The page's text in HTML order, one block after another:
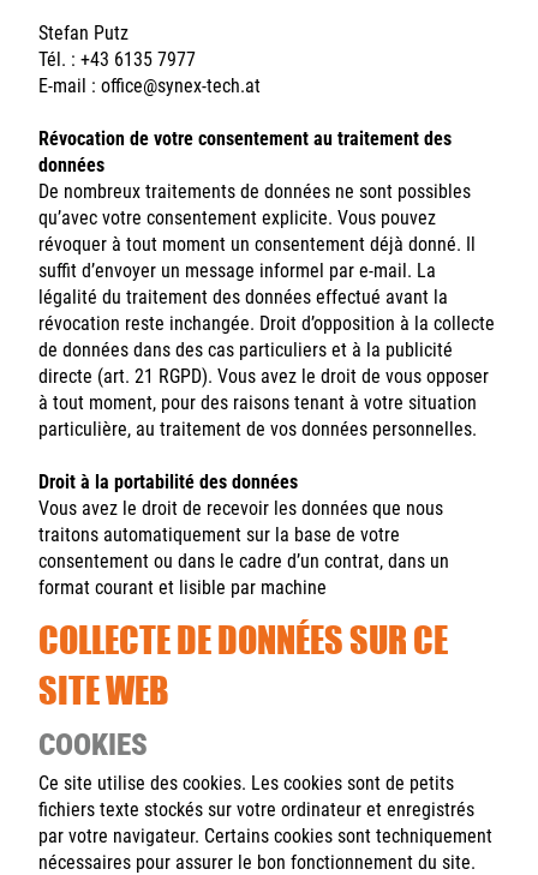
Stefan Putz
Tél. : +43 6135 7977
E-mail :office@synex-tech.at
Révocation de votre consentement au traitement des
données
De nombreux traitements de données ne sont possibles
qu’avec votre consentement explicite. Vous pouvez
révoquer à tout moment un consentement déjà donné. Il
suffit d’envoyer un message informel par e-mail. La
légalité du traitement des données effectué avant la
révocation reste inchangée. Droit d’opposition à la collecte
de données dans des cas particuliers et à la publicité
directe (art. 21 RGPD). Vous avez le droit de vous opposer
à tout moment, pour des raisons tenant à votre situation
particulière, au traitement de vos données personnelles.
Droit à la portabilité des données
Vous avez le droit de recevoir les données que nous
traitons automatiquement sur la base de votre
consentement ou dans le cadre d’un contrat, dans un
format courant et lisible par machine
COLLECTE DE DONNÉES SUR CE
SITE WEB
COOKIES
Ce site utilise des cookies. Les cookies sont de petits
fichiers texte stockés sur votre ordinateur et enregistrés
par votre navigateur. Certains cookies sont techniquement
nécessaires pour assurer le bon fonctionnement du site.